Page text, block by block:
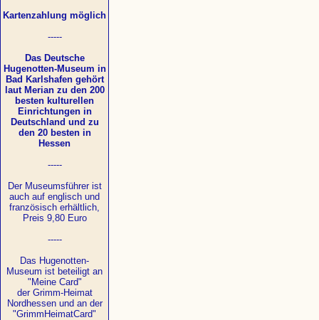
Kartenzahlung möglich
-----
Das Deutsche
Hugenotten-Museum in
Bad Karlshafen gehört
laut Merian zu den 200
besten kulturellen
Einrichtungen in
Deutschland und zu
den 20 besten in
Hessen
-----
Der Museumsführer ist
auch auf englisch und
französisch erhältlich,
Preis 9,80 Euro
-----
Das Hugenotten-
Museum ist beteiligt an
"Meine Card"
der Grimm-Heimat
Nordhessen und an der
"GrimmHeimatCard"